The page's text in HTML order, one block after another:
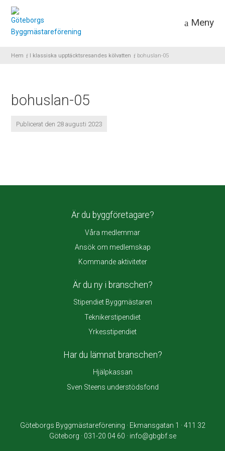
Meny
Hem I klassiska upptäcktsresandes kölvatten bohuslan-05
bohuslan-05
Publicerat den 28 augusti 2023
Är du byggföretagare?
Våra medlemmar
Ansök om medlemskap
Kommande aktiviteter
Är du ny i branschen?
Stipendiet Byggmästaren
Teknikerstipendiet
Yrkesstipendiet
Har du lämnat branschen?
Hjälpkassan
Sven Steens understödsfond
Göteborgs Byggmästareförening · Ekmansgatan 1 · 411 32
Göteborg · 031-20 04 60 · info@gbgbf.se